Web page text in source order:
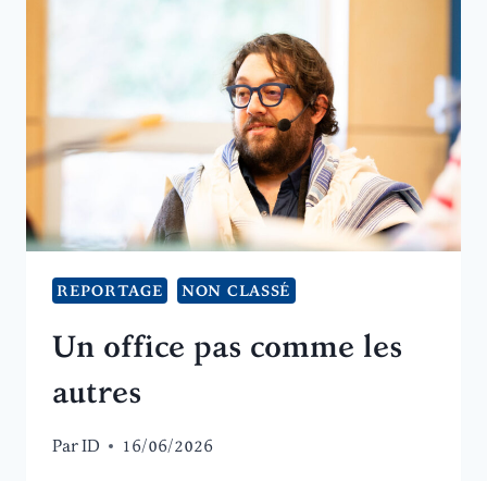
FAISANT.
REPORTAGE NON CLASSÉ
Un office pas comme les
autres
ParID 16/06/2026